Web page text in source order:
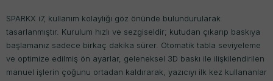
SPARKX i7, kullanım kolaylığı göz önünde bulundurularak
tasarlanmıştır. Kurulum hızlı ve sezgiseldir; kutudan çıkarıp baskıya
başlamanız sadece birkaç dakika sürer. Otomatik tabla seviyeleme
ve optimize edilmiş ön ayarlar, geleneksel 3D baskı ile ilişkilendirilen
manuel işlerin çoğunu ortadan kaldırarak, yazıcıyı ilk kez kullananlar